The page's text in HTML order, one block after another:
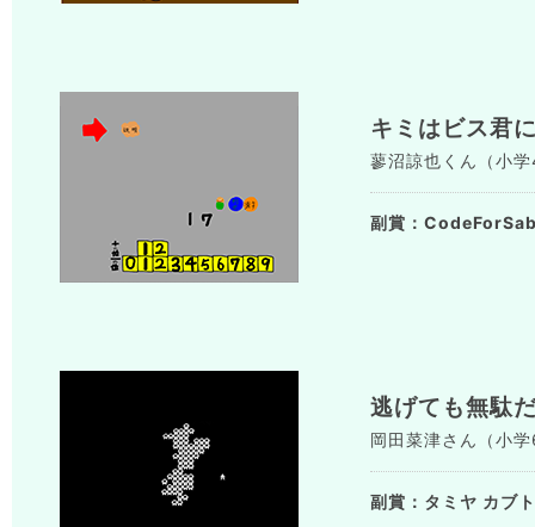
キミはビス君
蓼沼諒也くん（小
副賞：
逃げても無駄
岡田菜津さん（小
副賞：タミヤ カブ